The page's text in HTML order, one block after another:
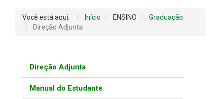
Você está aqui: Início ENSINO
Graduação
Direção Adjunta
Direção Adjunta
Manual do Estudante